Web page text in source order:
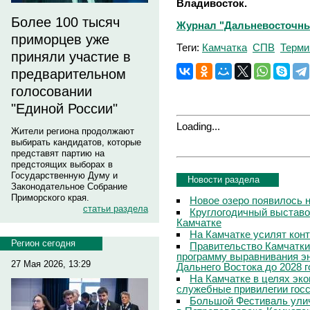
Более 100 тысяч
приморцев уже
приняли участие в
предварительном
голосовании
"Единой России"
Жители региона продолжают
выбирать кандидатов, которые
представят партию на
предстоящих выборах в
Государственную Думу и
Законодательное Собрание
Приморского края.
статьи раздела
Регион сегодня
27 Мая 2026, 13:29
Владивосток.
Журнал
Теги: Камчатка СПВ
Loading...
Новости раздела
Новое озеро появилось
Круглогодичный
Камчатке
На Камчатке усилят
Правительство
программу выравнивания
Дальнего Востока до 2028
На Камчатке в целях
служебные привилегии
Большой Фестиваль